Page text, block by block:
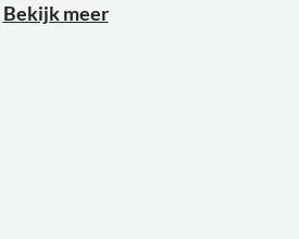
Bekijk meer